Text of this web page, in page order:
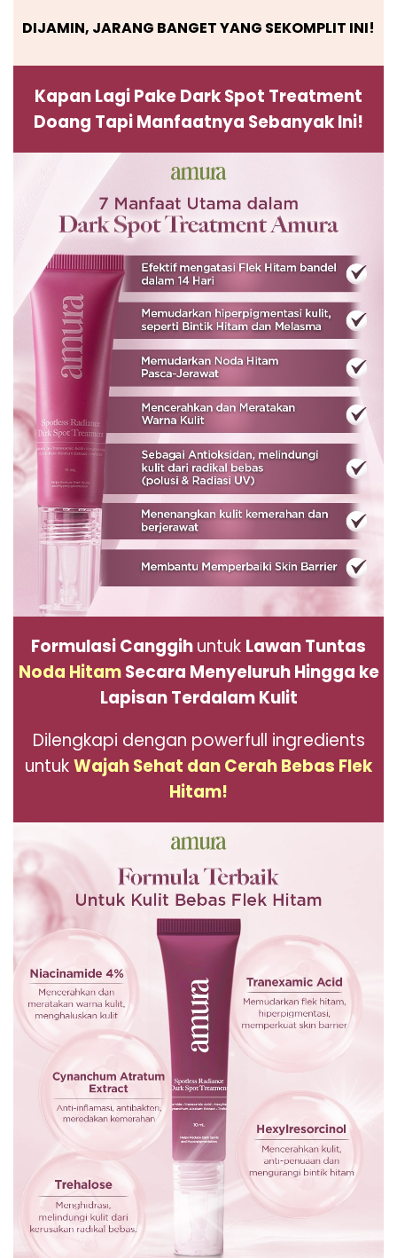
DIJAMIN, JARANG BANGET YANG SEKOMPLIT INI!
Kapan Lagi Pake Dark Spot Treatment
Doang Tapi Manfaatnya Sebanyak Ini!
Formulasi Canggihuntuk Lawan Tuntas
Noda Hitam Secara Menyeluruh Hingga ke
Lapisan Terdalam Kulit
Dilengkapi dengan powerfull ingredients
untukWajah Sehat dan Cerah Bebas Flek
Hitam!